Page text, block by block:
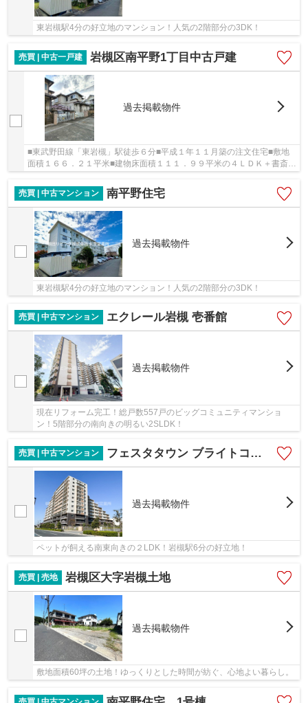
東岩槻駅4分の好立地のマンション！人気の2階部分の3DK！
売買 | 中古一戸建 岩槻区南平野1丁目中古戸建
過去掲載物件
■東武野田線「東岩槻」駅徒歩６分■平成１年１１月築の注文住宅■敷地
面積１６６．２１平米■建物床面積１１１．９９平米の４ＬＤＫ＋書斎■
リビングに出窓有■対面式カウンターキッチン■和...
売買 | 中古マンション
南平野住宅
過去掲載物件
東岩槻駅4分の好立地のマンション！人気の2階部分の3DK！
売買 | 中古マンション エクレール岩槻 壱番館
過去掲載物件
現在リフォーム完工！総戸数557戸のビッグコミュニティマンショ
ン！5階部分の南向きの明るい2SLDK！
売買 | 中古マンション フェスタタウン ブライトコート
過去掲載物件
ペットが飼える南東向きの２LDK！岩槻駅6分の好立地！
売買 | 売地 岩槻区大字岩槻土地
過去掲載物件
敷地面積60坪の土地！ゆっくりとした時間が紡ぐ、心地よい暮らし。